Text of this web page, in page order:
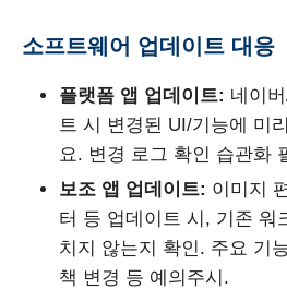
소프트웨어 업데이트 대응
플랫폼 앱 업데이트: 네이
트 시 변경된 UI/기능에 미
요. 변경 로그 확인 습관화
보조 앱 업데이트: 이미지
터 등 업데이트 시, 기존 워
치지 않는지 확인. 주요 기
책 변경 등 예의주시.